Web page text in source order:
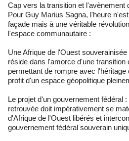
Cap vers la transition et l'avènement
Pour Guy Marius Sagna, l'heure
façade mais à une véritable
l'espace communautaire :
Une Afrique de l'Ouest
réside dans l'amorce d'une transition
permettant de rompre avec
profit d'un espace géopolitique
Le projet d'un gouvernement fédéral
retrouvée doit impérativement se
d'Afrique de l'Ouest libérés et
gouvernement fédéral souverain